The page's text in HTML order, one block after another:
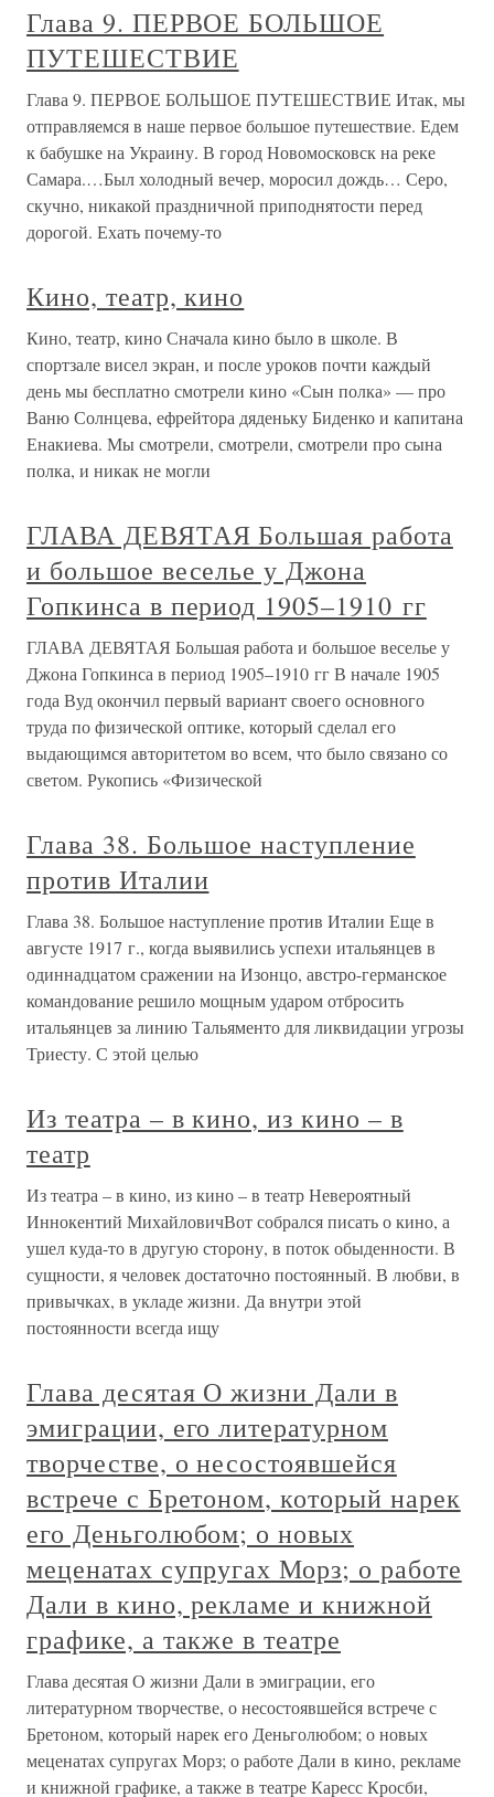
Глава 9. ПЕРВОЕ БОЛЬШОЕ
ПУТЕШЕСТВИЕ
Глава 9. ПЕРВОЕ БОЛЬШОЕ ПУТЕШЕСТВИЕ Итак, мы
отправляемся в наше первое большое путешествие. Едем
к бабушке на Украину. В город Новомосковск на реке
Самара.…Был холодный вечер, моросил дождь… Серо,
скучно, никакой праздничной приподнятости перед
дорогой. Ехать почему-то
Кино, театр, кино
Кино, театр, кино Сначала кино было в школе. В
спортзале висел экран, и после уроков почти каждый
день мы бесплатно смотрели кино «Сын полка» — про
Ваню Солнцева, ефрейтора дяденьку Биденко и капитана
Енакиева. Мы смотрели, смотрели, смотрели про сына
полка, и никак не могли
ГЛАВА ДЕВЯТАЯ Большая работа
и большое веселье у Джона
Гопкинса в период 1905–1910 гг
ГЛАВА ДЕВЯТАЯ Большая работа и большое веселье у
Джона Гопкинса в период 1905–1910 гг В начале 1905
года Вуд окончил первый вариант своего основного
труда по физической оптике, который сделал его
выдающимся авторитетом во всем, что было связано со
светом. Рукопись «Физической
Глава 38. Большое наступление
против Италии
Глава 38. Большое наступление против Италии Еще в
августе 1917 г., когда выявились успехи итальянцев в
одиннадцатом сражении на Изонцо, австро-германское
командование решило мощным ударом отбросить
итальянцев за линию Тальяменто для ликвидации угрозы
Триесту. С этой целью
Из театра – в кино, из кино – в
театр
Из театра – в кино, из кино – в театр Невероятный
Иннокентий МихайловичВот собрался писать о кино, а
ушел куда-то в другую сторону, в поток обыденности. В
сущности, я человек достаточно постоянный. В любви, в
привычках, в укладе жизни. Да внутри этой
постоянности всегда ищу
Глава десятая О жизни Дали в
эмиграции, его литературном
творчестве, о несостоявшейся
встрече с Бретоном, который нарек
его Деньголюбом; о новых
меценатах супругах Морз; о работе
Дали в кино, рекламе и книжной
графике, а также в театре
Глава десятая О жизни Дали в эмиграции, его
литературном творчестве, о несостоявшейся встрече с
Бретоном, который нарек его Деньголюбом; о новых
меценатах супругах Морз; о работе Дали в кино, рекламе
и книжной графике, а также в театре Каресс Кросби,